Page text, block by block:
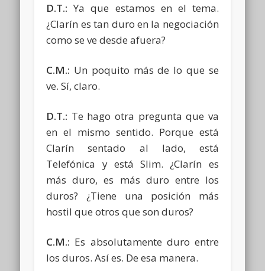
D.T.: Ya que estamos en el tema.
¿Clarín es tan duro en la negociación
como se ve desde afuera?
C.M.: Un poquito más de lo que se
ve. Sí, claro.
D.T.: Te hago otra pregunta que va
en el mismo sentido. Porque está
Clarín sentado al lado, está
Telefónica y está Slim. ¿Clarín es
más duro, es más duro entre los
duros? ¿Tiene una posición más
hostil que otros que son duros?
C.M.: Es absolutamente duro entre
los duros. Así es. De esa manera.